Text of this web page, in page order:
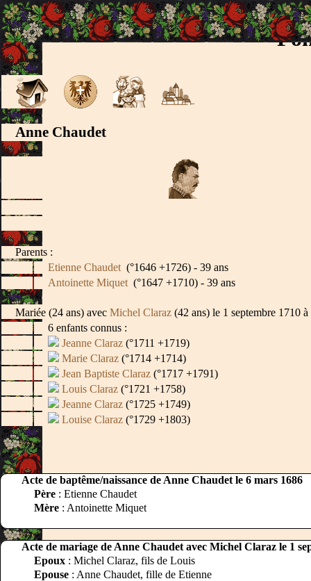
Anne Chaudet
Parents :
Etienne Chaudet (°1646 +1726) - 39 ans
Antoinette Miquet (°1647 +1710) - 39 ans
Mariée (24 ans) avec Michel Claraz (42 ans) le 1 septembre 1710 à
6 enfants connus :
Jeanne Claraz (°1711 +1719)
Marie Claraz (°1714 +1714)
Jean Baptiste Claraz (°1717 +1791)
Louis Claraz (°1721 +1758)
Jeanne Claraz (°1725 +1749)
Louise Claraz (°1729 +1803)
Acte de baptême/naissance de Anne Chaudet le 6 mars 1686
Père : Etienne Chaudet
Mère : Antoinette Miquet
Acte de mariage de Anne Chaudet avec Michel Claraz le 1
Epoux : Michel Claraz, fils de Louis
Epouse : Anne Chaudet, fille de Etienne